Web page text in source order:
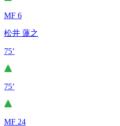
MF 6
松井 蓮之
75’
75’
MF 24